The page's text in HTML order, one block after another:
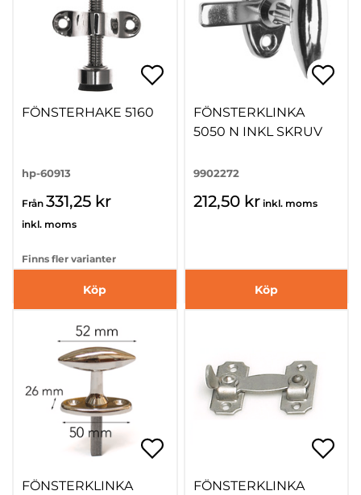
FÖNSTERHAKE 5160
hp-60913
Från 331,25 kr
inkl. moms
Finns fler varianter
Köp
FÖNSTERKLINKA
5050 N INKL SKRUV
9902272
212,50 kr inkl. moms
Köp
FÖNSTERKLINKA
FÖNSTERKLINKA